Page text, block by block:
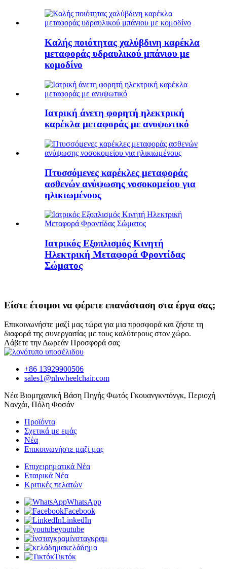
Καλής ποιότητας χαλύβδινη καρέκλα
μεταφοράς υδραυλικού μπάνιου με
κομοδίνο
Ιατρική άνετη φορητή ηλεκτρική
καρέκλα μεταφοράς με ανυψωτικό
Πτυσσόμενες καρέκλες μεταφοράς
ασθενών ανύψωσης νοσοκομείου για
ηλικιωμένους
Ιατρικός Εξοπλισμός Κινητή
Ηλεκτρική Μεταφορά Φροντίδας
Σώματος
Είστε έτοιμοι να φέρετε επανάσταση στα έργα σας;
Επικοινωνήστε μαζί μας τώρα για μια προσφορά και ζήστε τη
διαφορά της συνεργασίας με τους καλύτερους στον χώρο.
Λάβετε την Δωρεάν Προσφορά σας
+86 13929900506
sales1@nhwheelchair.com
Νέα Βιομηχανική Βάση Πηγής Φωτός Γκουανγκντόνγκ, Περιοχή
Νανχάι, Πόλη Φοσάν
Προϊόντα
Σχετικά με εμάς
Νέα
Επικοινωνήστε μαζί μας
Επιχειρηματικά Νέα
Εταιρικά Νέα
Κριτικές πελατών
WhatsApp
Facebook
LinkedIn
youtube
ίνσταγκραμ
κελάδημα
Τικτόκ